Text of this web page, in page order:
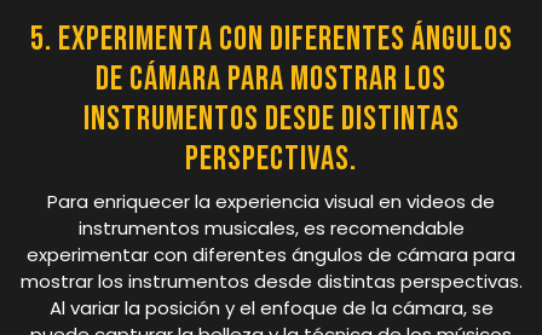
5. Experimenta con diferentes ángulos
de cámara para mostrar los
instrumentos desde distintas
perspectivas.
Para enriquecer la experiencia visual en videos de
instrumentos musicales, es recomendable
experimentar con diferentes ángulos de cámara para
mostrar los instrumentos desde distintas perspectivas.
Al variar la posición y el enfoque de la cámara, se